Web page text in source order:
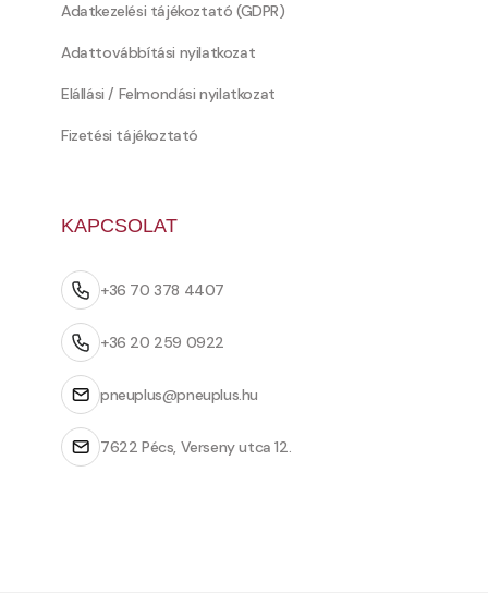
Adatkezelési tájékoztató (GDPR)
Adattovábbítási nyilatkozat
Elállási / Felmondási nyilatkozat
Fizetési tájékoztató
KAPCSOLAT
+36 70 378 4407
+36 20 259 0922
pneuplus@pneuplus.hu
7622 Pécs, Verseny utca 12.